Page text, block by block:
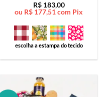
Avaliação5
de 5
R$183,00
ou R$ 177,51com Pix
escolha a estampa do tecido